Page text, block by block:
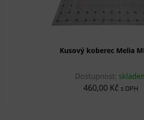
Kusový koberec Melia
Dostupnost:
460,00 Kč s DPH